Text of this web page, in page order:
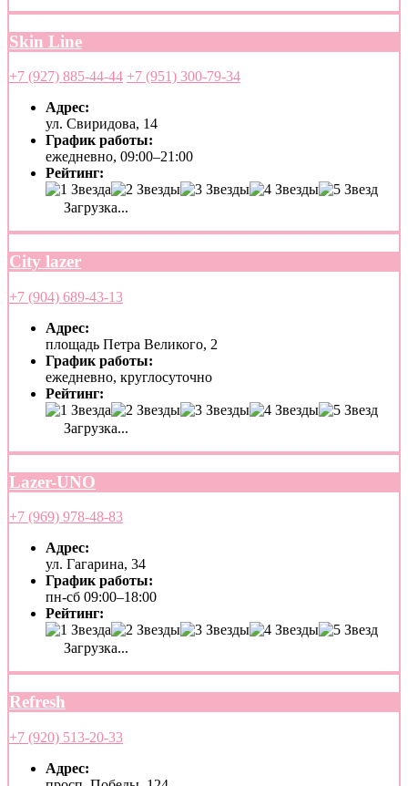
Skin Line
+7 (927) 885-44-44 +7 (951) 300-79-34
Адрес:
ул. Свиридова, 14
График работы:
ежедневно, 09:00–21:00
Рейтинг:
Загрузка...
City lazer
+7 (904) 689-43-13
Адрес:
площадь Петра Великого, 2
График работы:
ежедневно, круглосуточно
Рейтинг:
Загрузка...
Lazer-UNO
+7 (969) 978-48-83
Адрес:
ул. Гагарина, 34
График работы:
пн-сб 09:00–18:00
Рейтинг:
Загрузка...
Refresh
+7 (920) 513-20-33
Адрес: